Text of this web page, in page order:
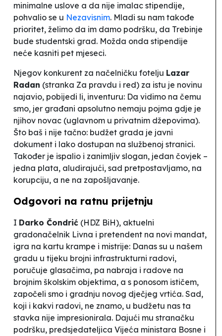
minimalne uslove a da nije imalac stipendije,
pohvalio se u Nezavisnim. Mladi su nam takođe
prioritet, želimo da im damo podršku, da Trebinje
bude studentski grad. Možda onda stipendije
neće kasniti pet mjeseci.
Njegov konkurent za načelničku fotelju Lazar
Radan (stranka Za pravdu i red) za istu je novinu
najavio, pobijedi li, inventuru: Da vidimo na čemu
smo, jer građani apsolutno nemaju pojma gdje je
njihov novac (uglavnom u privatnim džepovima).
Što baš i nije tačno: budžet grada je javni
dokument i lako dostupan na službenoj stranici.
Također je ispalio i zanimljiv slogan, jedan čovjek –
jedna plata, aludirajući, sad pretpostavljamo, na
korupciju, a ne na zapošljavanje.
Odgovori na ratnu prijetnju
I Darko Čondrić (HDZ BiH), aktuelni
gradonačelnik Livna i pretendent na novi mandat,
igra na kartu krampe i mistrije: Danas su u našem
gradu u tijeku brojni infrastrukturni radovi,
poručuje glasačima, pa nabraja i radove na
brojnim školskim objektima, a s ponosom ističem,
započeli smo i gradnju novog dječjeg vrtića. Sad,
koji i kakvi radovi, ne znamo, u budžetu nas ta
stavka nije impresionirala. Dajući mu stranačku
podršku, predsjedateljica Vijeća ministara Bosne i